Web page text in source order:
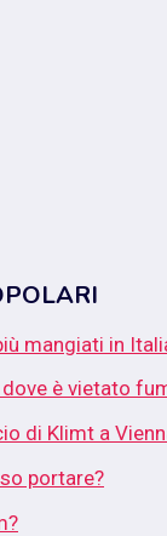
mangiati in
è vietato
di Klimt a
portare?